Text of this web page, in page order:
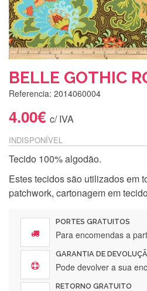
BELLE GOTHIC
Referencia: 2014060004
4.00€ c/ IVA
INDISPONÍVEL
Tecido 100% algodão.
Estes tecidos são utilizados em
patchwork, cartonagem em
PORTES GRATUITOS
Para encomendas a
GARANTIA DE
Pode devolver a sua
RETORNO GRATUITO